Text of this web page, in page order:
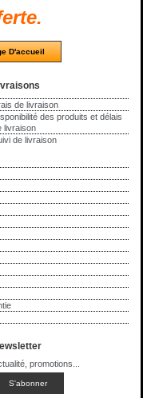
de livraison
des produits et délais
livraison
de livraison
promotions...